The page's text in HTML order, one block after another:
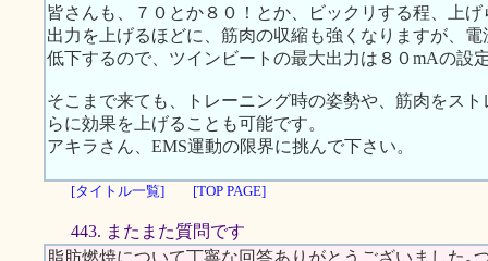
皆さんも、７０とか８０！とか、ビックリする程、上
出力を上げるほどに、筋肉の収縮も強くなりますが、
低下するので、ツインビートの最大出力は８０mAの設
そこまで来ても、トレーニング時の姿勢や、筋肉をス
らに効果を上げることも可能です。
アキラさん、EMS運動の限界に挑んで下さい。
[タイトル一覧] [TOP PAGE]
443. またまた質問です
脂肪燃焼について丁寧な回答ありがとうございました｡